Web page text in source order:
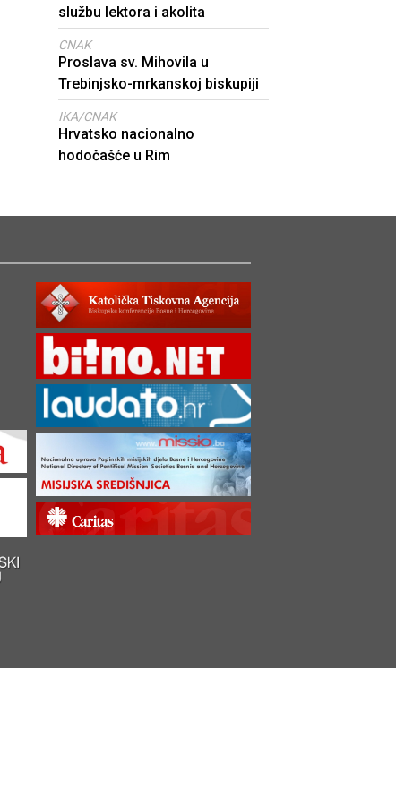
službu lektora i akolita
CNAK
Proslava sv. Mihovila u
Trebinjsko-mrkanskoj biskupiji
IKA/CNAK
Hrvatsko nacionalno
hodočašće u Rim